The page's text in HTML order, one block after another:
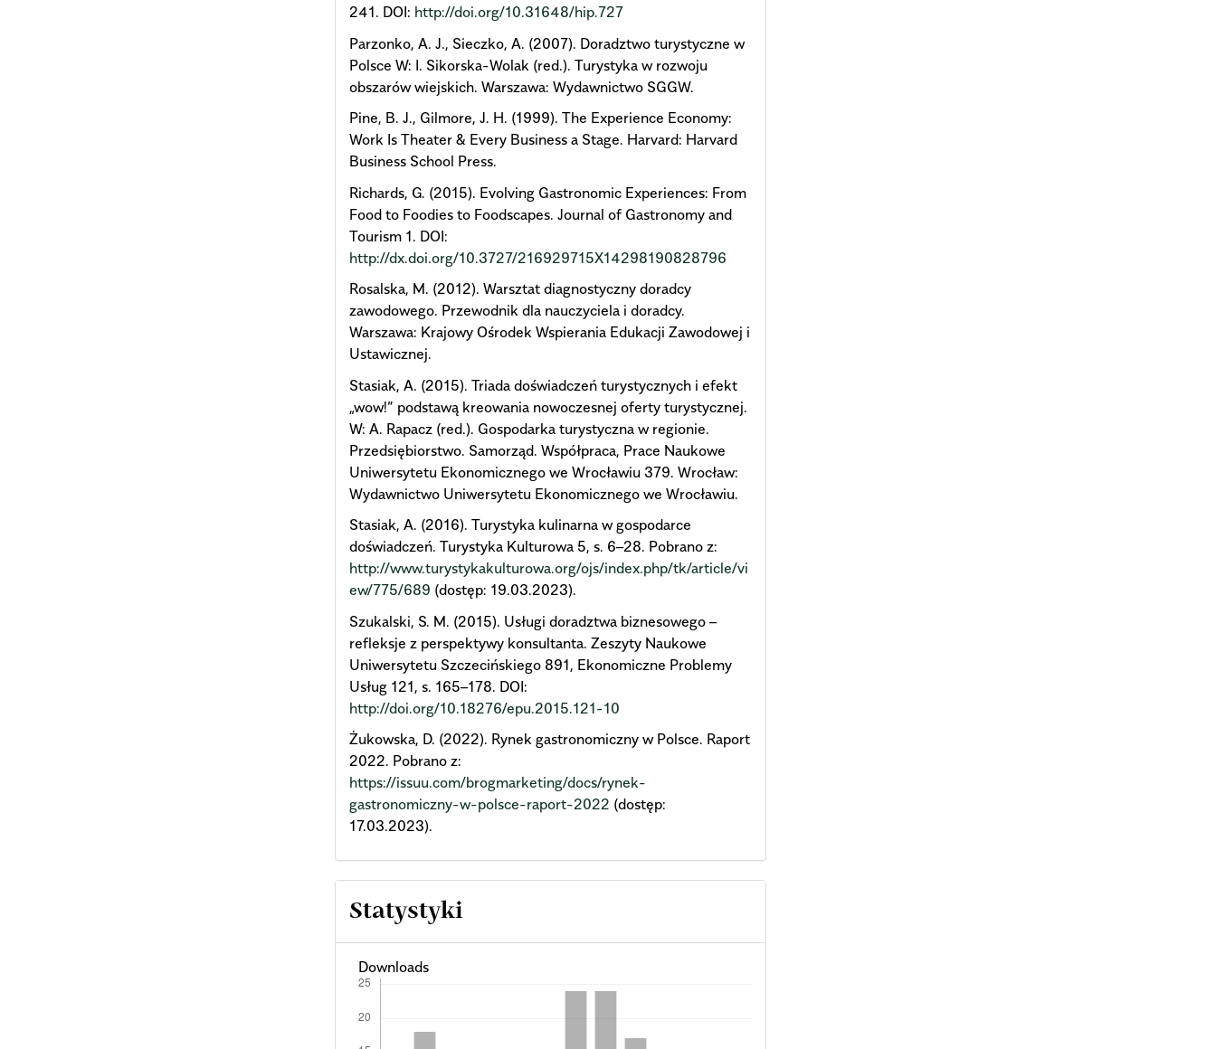
241. DOI: http://doi.org/10.31648/hip.727
Parzonko, A. J., Sieczko, A. (2007). Doradztwo turystyczne w
Polsce W: I. Sikorska-Wolak (red.). Turystyka w rozwoju
obszarów wiejskich. Warszawa: Wydawnictwo SGGW.
Pine, B. J., Gilmore, J. H. (1999). The Experience Economy:
Work Is Theater & Every Business a Stage. Harvard: Harvard
Business School Press.
Richards, G. (2015). Evolving Gastronomic Experiences: From
Food to Foodies to Foodscapes. Journal of Gastronomy and
Tourism 1. DOI:
http://dx.doi.org/10.3727/216929715X14298190828796
Rosalska, M. (2012). Warsztat diagnostyczny doradcy
zawodowego. Przewodnik dla nauczyciela i doradcy.
Warszawa: Krajowy Ośrodek Wspierania Edukacji Zawodowej i
Ustawicznej.
Stasiak, A. (2015). Triada doświadczeń turystycznych i efekt
„wow!” podstawą kreowania nowoczesnej oferty turystycznej.
W: A. Rapacz (red.). Gospodarka turystyczna w regionie.
Przedsiębiorstwo. Samorząd. Współpraca, Prace Naukowe
Uniwersytetu Ekonomicznego we Wrocławiu 379. Wrocław:
Wydawnictwo Uniwersytetu Ekonomicznego we Wrocławiu.
Stasiak, A. (2016). Turystyka kulinarna w gospodarce
doświadczeń. Turystyka Kulturowa 5, s. 6–28. Pobrano z:
http://www.turystykakulturowa.org/ojs/index.php/tk/article/vi
ew/775/689 (dostęp: 19.03.2023).
Szukalski, S. M. (2015). Usługi doradztwa biznesowego –
refleksje z perspektywy konsultanta. Zeszyty Naukowe
Uniwersytetu Szczecińskiego 891, Ekonomiczne Problemy
Usług 121, s. 165–178. DOI:
http://doi.org/10.18276/epu.2015.121-10
Żukowska, D. (2022). Rynek gastronomiczny w Polsce. Raport
2022. Pobrano z:
https://issuu.com/brogmarketing/docs/rynek-
gastronomiczny-w-polsce-raport-2022 (dostęp:
17.03.2023).
Statystyki
Downloads